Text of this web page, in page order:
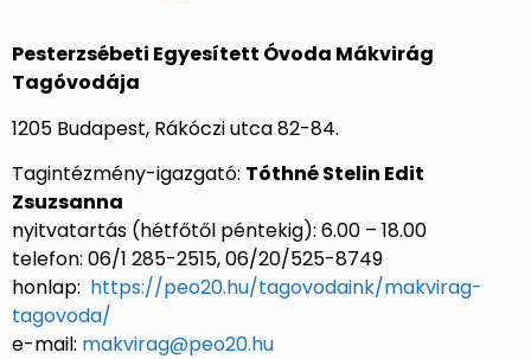
Pesterzsébeti Egyesített Óvoda Mákvirág
Tagóvodája
1205 Budapest, Rákóczi utca 82-84.
Tagintézmény-igazgató: Tóthné Stelin Edit
Zsuzsanna
nyitvatartás (hétfőtől péntekig): 6.00 – 18.00
telefon: 06/1 285-2515, 06/20/525-8749
honlap: https://peo20.hu/tagovodaink/makvirag-
tagovoda/
e-mail: makvirag@peo20.hu